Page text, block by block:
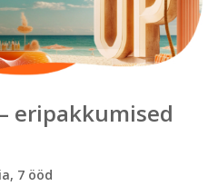
eripakkumised
7 ööd